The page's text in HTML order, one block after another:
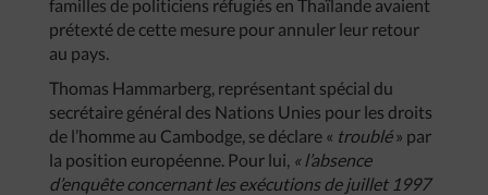
familles de politiciens réfugiés en Thaïlande avaient
prétexté de cette mesure pour annuler leur retour
au pays.
Thomas Hammarberg, représentant spécial du
secrétaire général des Nations Unies pour les droits
de l’homme au Cambodge, se déclare « troublé» par
la position européenne. Pour lui, « l’absence
d’enquête concernant les exécutions de juillet 1997